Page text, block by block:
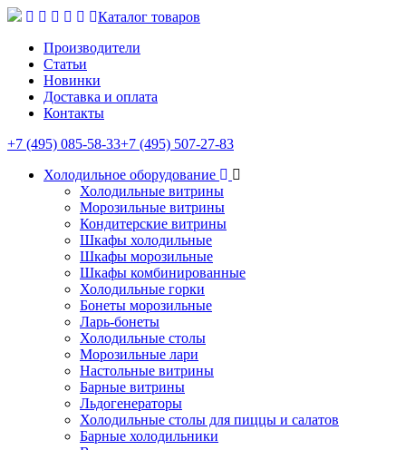
Каталог товаров
Производители
Статьи
Новинки
Доставка и оплата
Контакты
+7 (495) 085-58-33+7 (495) 507-27-83
Холодильное оборудование
Холодильные витрины
Морозильные витрины
Кондитерские витрины
Шкафы холодильные
Шкафы морозильные
Шкафы комбинированные
Холодильные горки
Бонеты морозильные
Ларь-бонеты
Холодильные столы
Морозильные лари
Настольные витрины
Барные витрины
Льдогенераторы
Холодильные столы для пиццы и салатов
Барные холодильники